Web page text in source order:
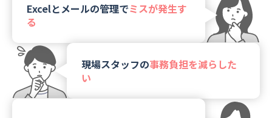
Excelとメールの管理でミスが発生す
る
現場スタッフの事務負担を減らした
い